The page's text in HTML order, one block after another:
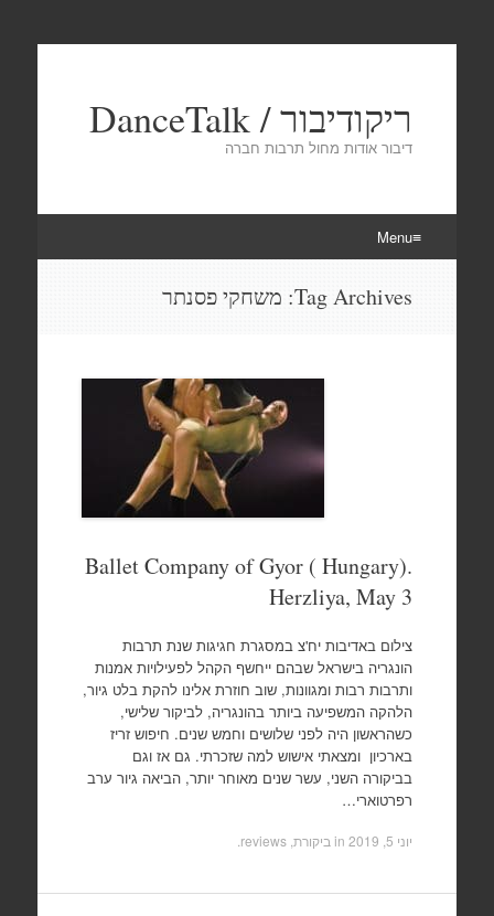
ריקודיבור / DanceTalk
דיבור אודות מחול תרבות חברה
Menu
Tag Archives: משחקי פסנתר
Ballet Company of Gyor ( Hungary).
Herzliya, May 3
צילום באדיבות יח'צ במסגרת חגיגות שנת תרבות
הונגריה בישראל שבהם ייחשף הקהל לפעילויות אמנות
ותרבות רבות ומגוונות, שוב חוזרת אלינו להקת בלט גיור,
הלהקה המשפיעה ביותר בהונגריה, לביקור שלישי,
כשהראשון היה לפני שלושים וחמש שנים. חיפוש זריז
בארכיון ומצאתי אישוש למה שזכרתי. גם אז וגם
בביקורה השני, עשר שנים מאוחר יותר, הביאה גיור ערב
רפרטוארי…
יוני 5, 2019 in ביקורת, reviews